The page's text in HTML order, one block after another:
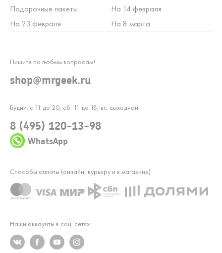
Подарочные пакеты
На 14 февраля
На 23 февраля
На 8 марта
Будни: с 11 до 20, сб: 11 до 18, вс: выходной
8 (495) 120-13-98
WhatsApp
Пишите по любым вопросам!
shop@mrgeek.ru
Наши аккаунты в соц. сетях
Способы оплаты (онлайн, курьеру и в магазине)